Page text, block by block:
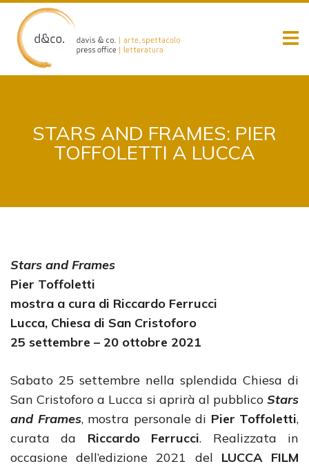
content
STARS AND FRAMES: PIER
TOFFOLETTI A LUCCA
Stars and Frames
Pier Toffoletti
mostra a cura di Riccardo Ferrucci
Lucca, Chiesa di San Cristoforo
25 settembre – 20 ottobre 2021
Sabato 25 settembre nella splendida Chiesa di
San Cristoforo a Lucca si aprirà al pubblico Stars
and Frames, mostra personale di Pier Toffoletti,
curata da Riccardo Ferrucci. Realizzata in
occasione dell’edizione 2021 del LUCCA FILM